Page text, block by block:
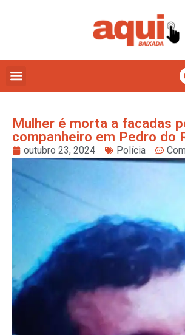
Mulher é morta a facadas
companheiro em Pedro do
outubro 23, 2024 Polícia